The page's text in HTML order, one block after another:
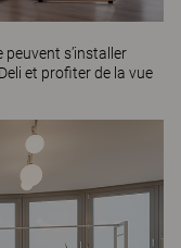
peuvent s’installer
Deli et profiter de la vue